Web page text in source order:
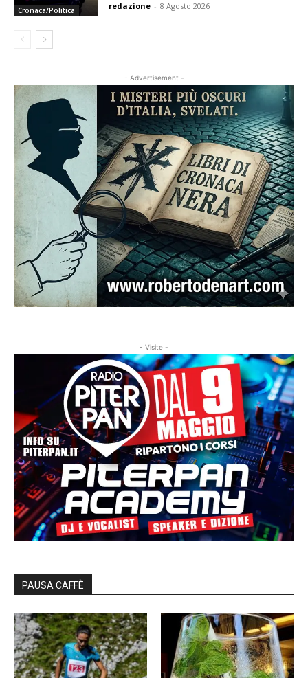
Cronaca/Politica redazione - 8 Agosto 2026
- Advertisement -
- Visite -
PAUSA CAFFÈ